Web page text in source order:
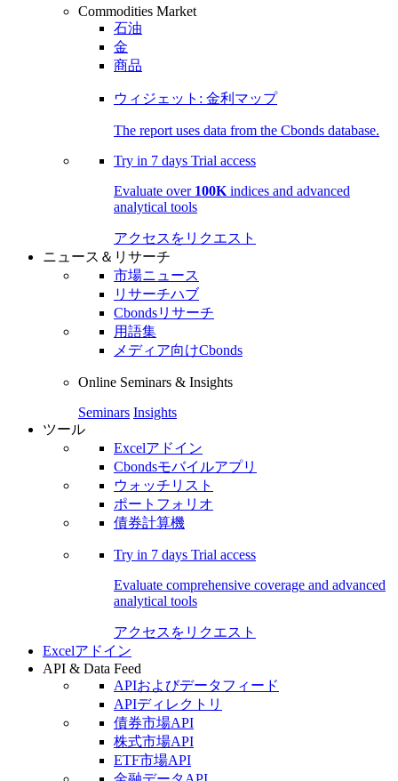
Commodities Market
石油
金
商品
ウィジェット: 金利マップ
The report uses data from the Cbonds database.
Try in 7 days Trial access
Evaluate over 100K indices and advanced
analytical tools
アクセスをリクエスト
ニュース＆リサーチ
市場ニュース
リサーチハブ
Cbondsリサーチ
用語集
メディア向けCbonds
Online Seminars & Insights
Seminars Insights
ツール
Excelアドイン
Cbondsモバイルアプリ
ウォッチリスト
ポートフォリオ
債券計算機
Try in 7 days Trial access
Evaluate comprehensive coverage and advanced
analytical tools
アクセスをリクエスト
Excelアドイン
API & Data Feed
APIおよびデータフィード
APIディレクトリ
債券市場API
株式市場API
ETF市場API